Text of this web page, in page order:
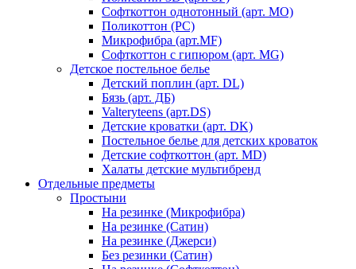
Софткоттон однотонный (арт. MO)
Поликоттон (PC)
Микрофибра (арт.MF)
Софткоттон с гипюром (арт. MG)
Детское постельное белье
Детский поплин (арт. DL)
Бязь (арт. ДБ)
Valteryteens (арт.DS)
Детские кроватки (арт. DK)
Постельное белье для детских кроваток
Детские софткоттон (арт. MD)
Халаты детские мультибренд
Отдельные предметы
Простыни
На резинке (Микрофибра)
На резинке (Сатин)
На резинке (Джерси)
Без резинки (Сатин)